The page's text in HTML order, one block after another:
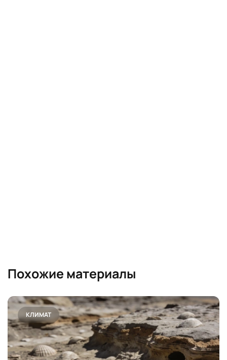
Похожие материалы
КЛИМАТ